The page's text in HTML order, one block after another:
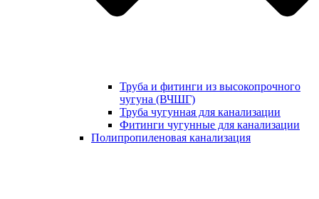
Труба и фитинги из высокопрочного
чугуна (ВЧШГ)
Труба чугунная для канализации
Фитинги чугунные для канализации
Полипропиленовая канализация